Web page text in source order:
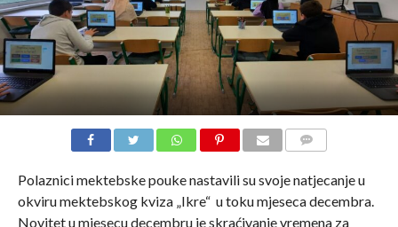
Polaznici mektebske pouke nastavili su svoje natjecanje u
okviru mektebskog kviza „Ikre“ u toku mjeseca decembra.
Novitet u mjesecu decembru je skraćivanje vremena za